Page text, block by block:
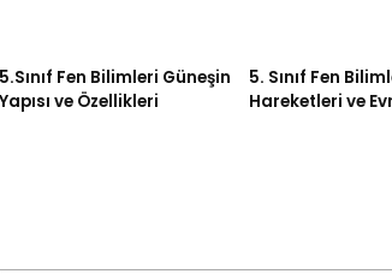
5.Sınıf Fen Bilimleri Güneşin
Yapısı ve Özellikleri
5. Sınıf Fen
Hareketleri ve